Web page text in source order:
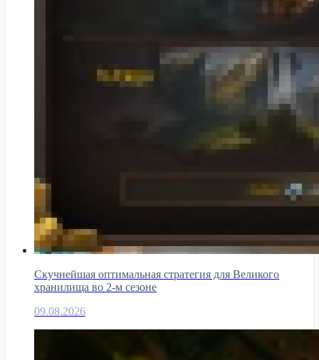
Скучнейшая оптимальная стратегия для Великого
хранилища во 2-м сезоне
09.08.2026